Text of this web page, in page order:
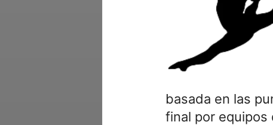
basada en las
final por equipos